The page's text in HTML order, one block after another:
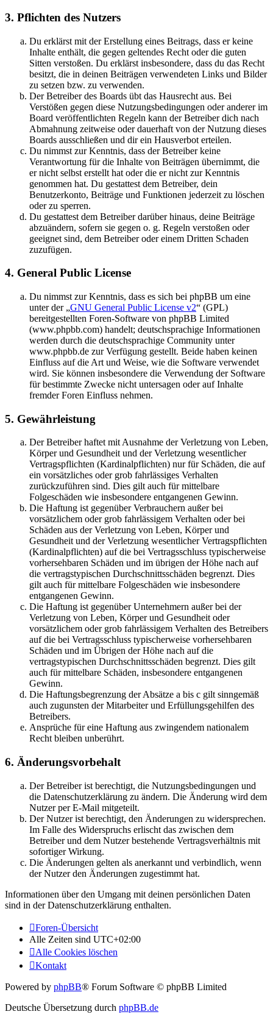
3. Pflichten des Nutzers
Du erklärst mit der Erstellung eines Beitrags, dass er keine
Inhalte enthält, die gegen geltendes Recht oder die guten
Sitten verstoßen. Du erklärst insbesondere, dass du das Recht
besitzt, die in deinen Beiträgen verwendeten Links und Bilder
zu setzen bzw. zu verwenden.
Der Betreiber des Boards übt das Hausrecht aus. Bei
Verstößen gegen diese Nutzungsbedingungen oder anderer im
Board veröffentlichten Regeln kann der Betreiber dich nach
Abmahnung zeitweise oder dauerhaft von der Nutzung dieses
Boards ausschließen und dir ein Hausverbot erteilen.
Du nimmst zur Kenntnis, dass der Betreiber keine
Verantwortung für die Inhalte von Beiträgen übernimmt, die
er nicht selbst erstellt hat oder die er nicht zur Kenntnis
genommen hat. Du gestattest dem Betreiber, dein
Benutzerkonto, Beiträge und Funktionen jederzeit zu löschen
oder zu sperren.
Du gestattest dem Betreiber darüber hinaus, deine Beiträge
abzuändern, sofern sie gegen o. g. Regeln verstoßen oder
geeignet sind, dem Betreiber oder einem Dritten Schaden
zuzufügen.
4. General Public License
Du nimmst zur Kenntnis, dass es sich bei phpBB um eine
unter der „GNU General Public License v2“ (GPL)
bereitgestellten Foren-Software von phpBB Limited
(www.phpbb.com) handelt; deutschsprachige Informationen
werden durch die deutschsprachige Community unter
www.phpbb.de zur Verfügung gestellt. Beide haben keinen
Einfluss auf die Art und Weise, wie die Software verwendet
wird. Sie können insbesondere die Verwendung der Software
für bestimmte Zwecke nicht untersagen oder auf Inhalte
fremder Foren Einfluss nehmen.
5. Gewährleistung
Der Betreiber haftet mit Ausnahme der Verletzung von Leben,
Körper und Gesundheit und der Verletzung wesentlicher
Vertragspflichten (Kardinalpflichten) nur für Schäden, die auf
ein vorsätzliches oder grob fahrlässiges Verhalten
zurückzuführen sind. Dies gilt auch für mittelbare
Folgeschäden wie insbesondere entgangenen Gewinn.
Die Haftung ist gegenüber Verbrauchern außer bei
vorsätzlichem oder grob fahrlässigem Verhalten oder bei
Schäden aus der Verletzung von Leben, Körper und
Gesundheit und der Verletzung wesentlicher Vertragspflichten
(Kardinalpflichten) auf die bei Vertragsschluss typischerweise
vorhersehbaren Schäden und im übrigen der Höhe nach auf
die vertragstypischen Durchschnittsschäden begrenzt. Dies
gilt auch für mittelbare Folgeschäden wie insbesondere
entgangenen Gewinn.
Die Haftung ist gegenüber Unternehmern außer bei der
Verletzung von Leben, Körper und Gesundheit oder
vorsätzlichem oder grob fahrlässigem Verhalten des Betreibers
auf die bei Vertragsschluss typischerweise vorhersehbaren
Schäden und im Übrigen der Höhe nach auf die
vertragstypischen Durchschnittsschäden begrenzt. Dies gilt
auch für mittelbare Schäden, insbesondere entgangenen
Gewinn.
Die Haftungsbegrenzung der Absätze a bis c gilt sinngemäß
auch zugunsten der Mitarbeiter und Erfüllungsgehilfen des
Betreibers.
Ansprüche für eine Haftung aus zwingendem nationalem
Recht bleiben unberührt.
6. Änderungsvorbehalt
Der Betreiber ist berechtigt, die Nutzungsbedingungen und
die Datenschutzerklärung zu ändern. Die Änderung wird dem
Nutzer per E-Mail mitgeteilt.
Der Nutzer ist berechtigt, den Änderungen zu widersprechen.
Im Falle des Widerspruchs erlischt das zwischen dem
Betreiber und dem Nutzer bestehende Vertragsverhältnis mit
sofortiger Wirkung.
Die Änderungen gelten als anerkannt und verbindlich, wenn
der Nutzer den Änderungen zugestimmt hat.
Informationen über den Umgang mit deinen persönlichen Daten
sind in der Datenschutzerklärung enthalten.
Foren-Übersicht
Alle Zeiten sind UTC+02:00
Alle Cookies löschen
Kontakt
Powered by phpBB® Forum Software © phpBB Limited
Deutsche Übersetzung durch phpBB.de